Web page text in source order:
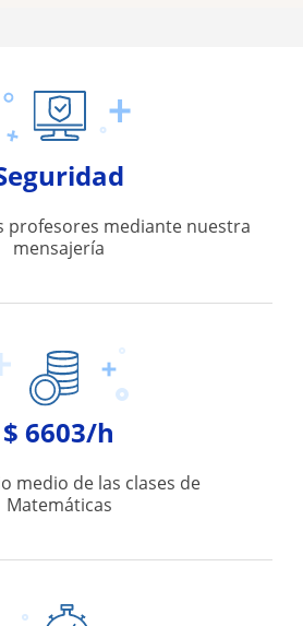
profesores mediante nuestra
mensajería
$ 6603/h
medio de las clases de
Matemáticas